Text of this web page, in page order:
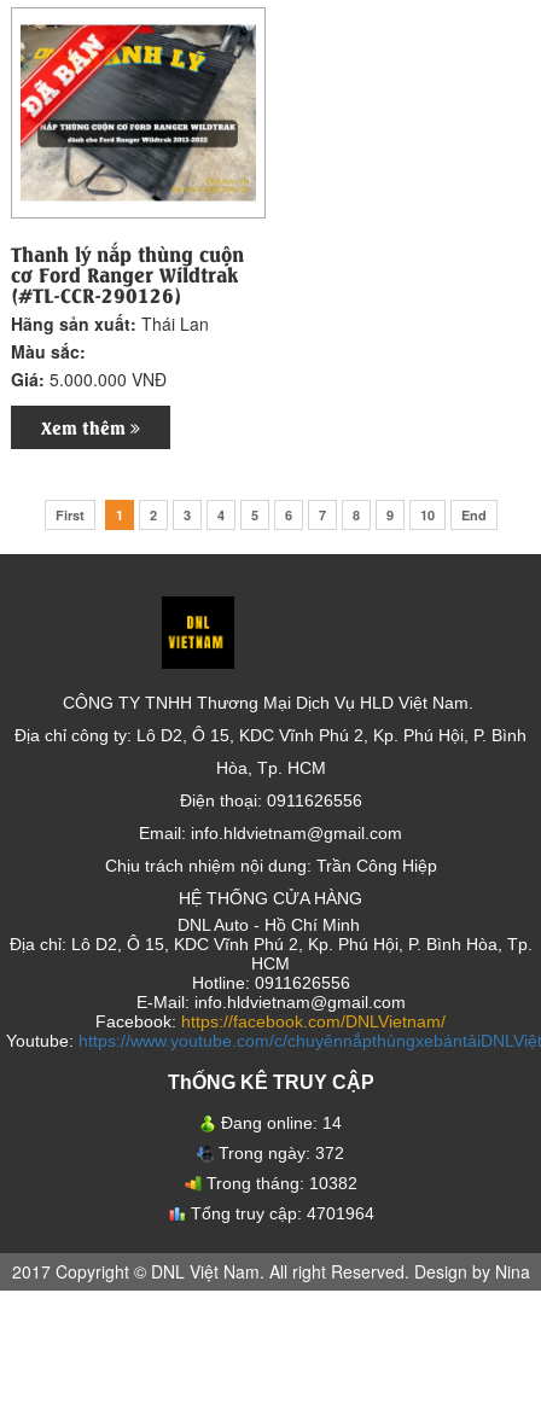
Thanh lý nắp thùng cuộn
cơ Ford Ranger Wildtrak
(#TL-CCR-290126)
Hãng sản xuất:Thái Lan
Màu sắc:
Giá:5.000.000 VNĐ
Xem thêm
First 1 2 3 4 5 6 7 8 9 10 End
CÔNG TY TNHH Thương Mại Dịch Vụ HLD Việt Nam.
Địa chỉ công ty: Lô D2, Ô 15, KDC Vĩnh Phú 2, Kp. Phú Hội, P. Bình
Hòa, Tp. HCM
Điện thoại: 0911626556
Email: info.hldvietnam@gmail.com
Chịu trách nhiệm nội dung: Trần Công Hiệp
HỆ THỐNG CỬA HÀNG
DNL Auto - Hồ Chí Minh
Địa chỉ: Lô D2, Ô 15, KDC Vĩnh Phú 2, Kp. Phú Hội, P. Bình Hòa, Tp.
HCM
Hotline: 0911626556
E-Mail: info.hldvietnam@gmail.com
Facebook: https://facebook.com/DNLVietnam/
Youtube: https://www.youtube.com/c/
ThỐNG KÊ TRUY CẬP
Đang online: 14
Trong ngày: 372
Trong tháng: 10382
Tổng truy cập: 4701964
2017 Copyright © DNL Việt Nam. All right Reserved. Design by Nina